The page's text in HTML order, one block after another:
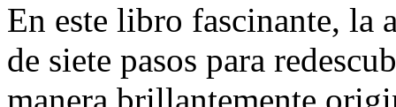
En este libro fascinante, la
de siete pasos para